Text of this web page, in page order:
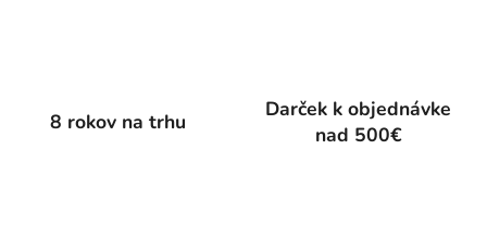
8 rokov na trhu
Darček k objednávke
nad 500€